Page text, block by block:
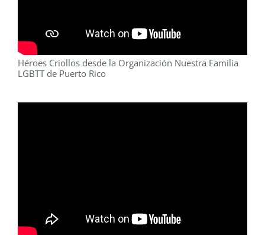
Héroes Criollos desde la Organización Nuestra Familia
LGBTT de Puerto Rico